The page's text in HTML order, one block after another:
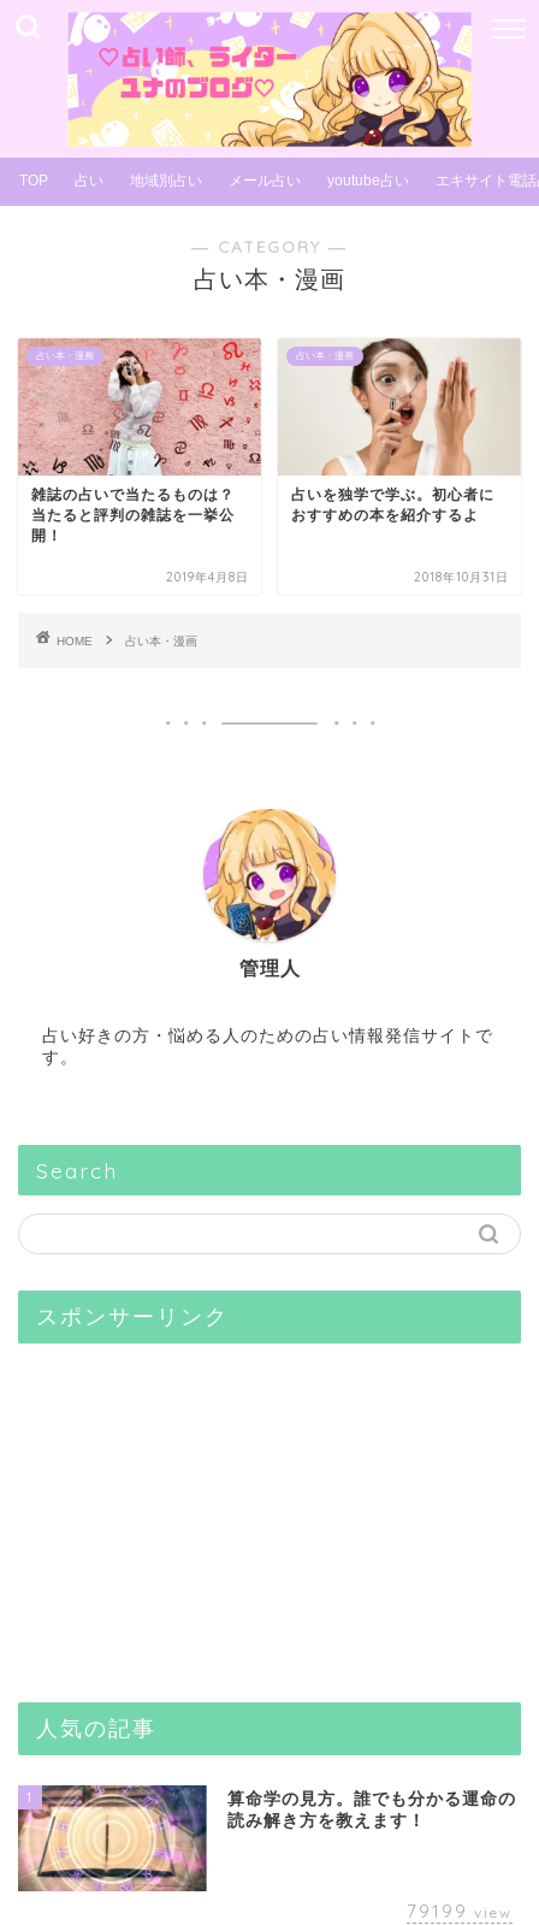
TOP 占い 地域別占い メール占い youtube占い エキサイト電
― CATEGORY ―
占い本・漫画
占い本・漫画
雑誌の占いで当たるものは？
当たると評判の雑誌を一挙公
開！
2019年4月8日
占い本・漫画
占いを独学で学ぶ。初心者に
おすすめの本を紹介するよ
2018年10月31日
HOME 占い本・漫画
管理人
占い好きの方・悩める人のための占い情報発信サイトで
す。
Search
スポンサーリンク
人気の記事
1
算命学の見方。誰でも分かる運命の
読み解き方を教えます！
79199 view